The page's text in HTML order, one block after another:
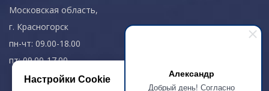
Александр
Добрый день! Согласно
Московская область,
г. Красногорск
пн-чт: 09.00-18.00
пт: 09.00-17.00
Настройки Cookie